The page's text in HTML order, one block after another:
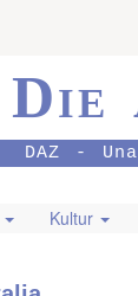
Die
DAZ -
Kultur